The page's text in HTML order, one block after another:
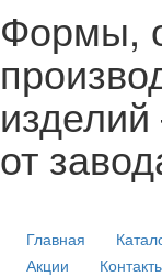
Формы,
от
Главная
Акции